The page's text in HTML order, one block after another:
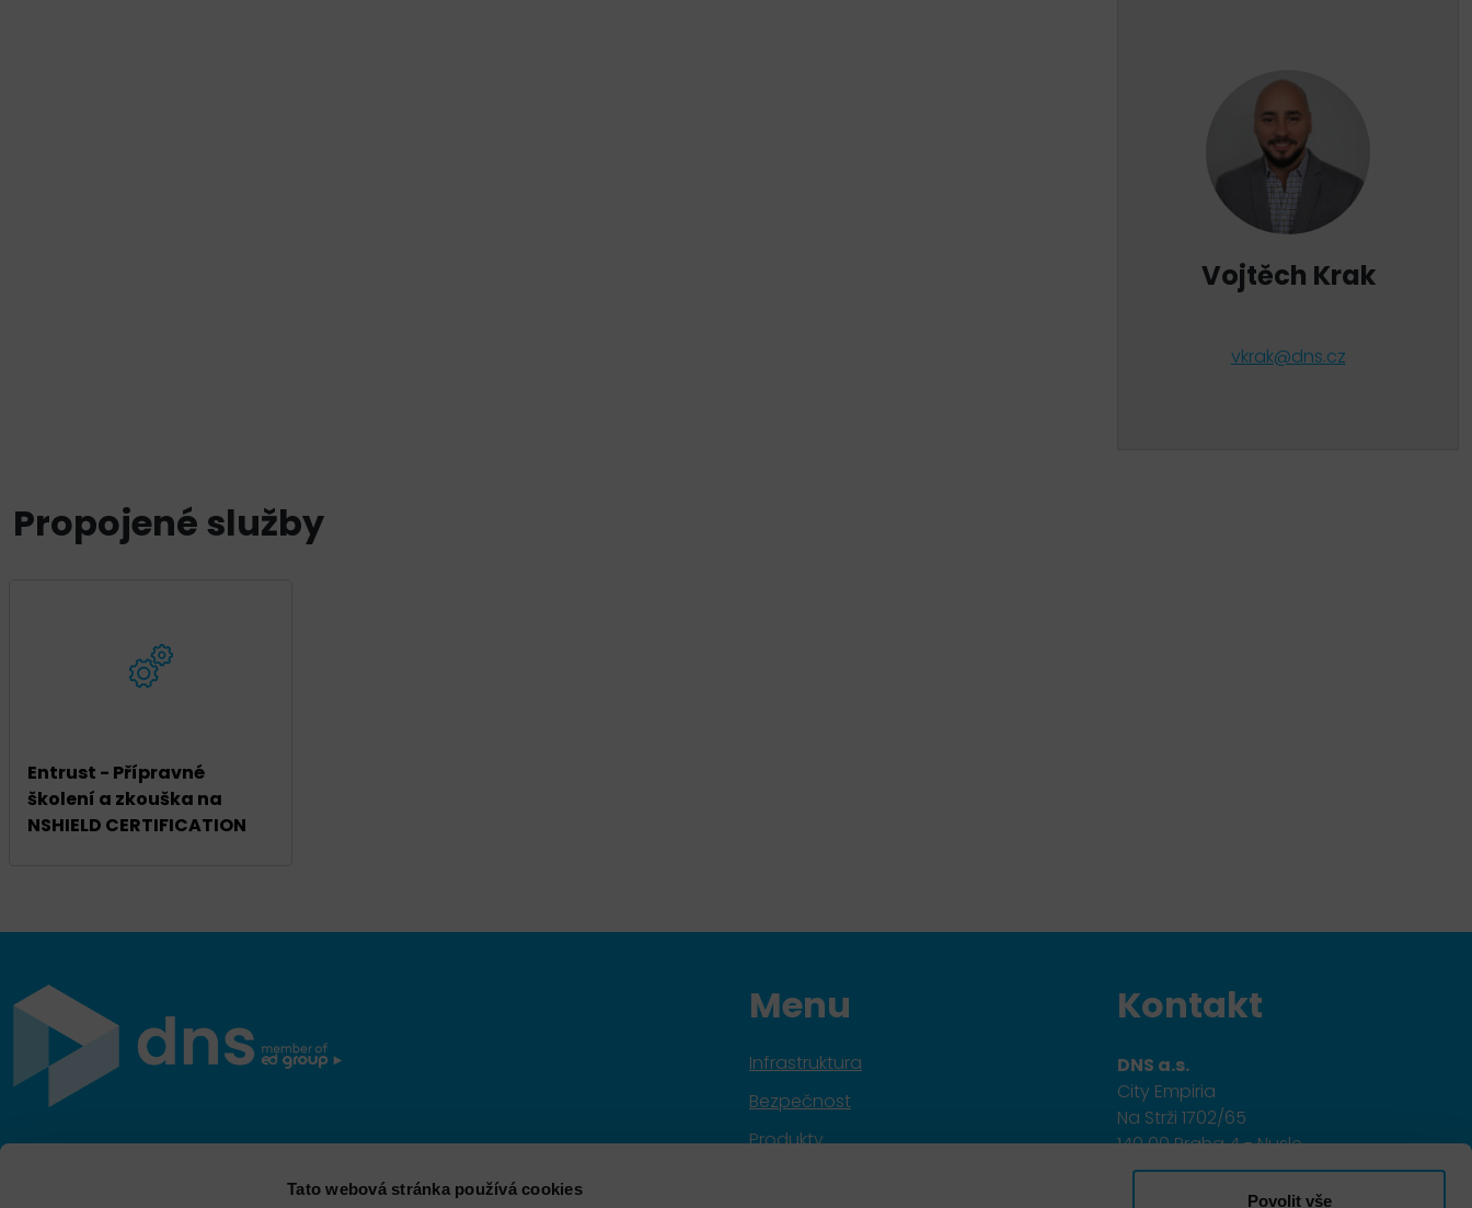
Tato webová stránka používá cookies
Povolit vše
Vojtěch Krak
vkrak@dns.cz
Propojené služby
Entrust - Přípravné
školení a zkouška na
NSHIELD CERTIFICATION
Menu
Infrastruktura
Bezpečnost
Produkty
Kontakt
DNS a.s.
City Empiria
Na Strži 1702/65
140 00 Praha 4 - Nusle
+420 703 433 957
IT, obchodu, softwarových řešení, komunikace, e-